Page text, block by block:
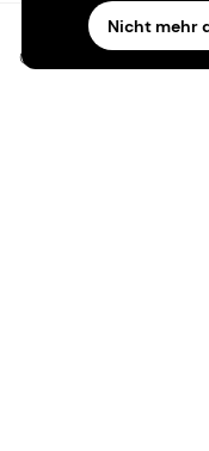
Nicht mehr
©2026 dsm-